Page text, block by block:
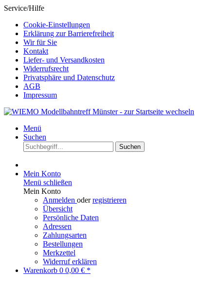
Service/Hilfe
Cookie-Einstellungen
Erklärung zur Barrierefreiheit
Wir für Sie
Kontakt
Liefer- und Versandkosten
Widerrufsrecht
Privatsphäre und Datenschutz
AGB
Impressum
Menü
Suchen
Suchen
Mein Konto
Menü schließen
Mein Konto
Anmelden oderregistrieren
Übersicht
Persönliche Daten
Adressen
Zahlungsarten
Bestellungen
Merkzettel
Widerruf erklären
Warenkorb 0 0,00 € *